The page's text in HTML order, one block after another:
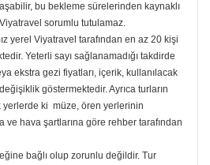
bu bekleme sürelerinden kaynaklı
sorumlu tutulamaz.
yerel Viyatravel tarafından en az 20 kişi
Yeterli sayı sağlanamadığı takdirde
ekstra gezi fiyatları, içerik, kullanılacak
değişiklik göstermektedir. Ayrıca turların
ki müze, ören yerlerinin
ve hava şartlarına göre rehber tarafından
bağlı olup zorunlu değildir. Tur